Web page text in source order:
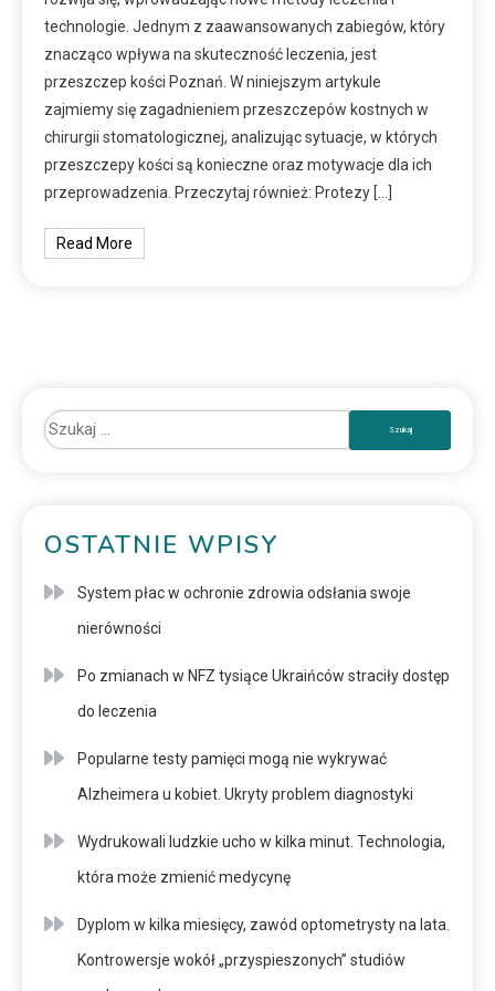
technologie. Jednym z zaawansowanych zabiegów, który
znacząco wpływa na skuteczność leczenia, jest
przeszczep kości Poznań. W niniejszym artykule
zajmiemy się zagadnieniem przeszczepów kostnych w
chirurgii stomatologicznej, analizując sytuacje, w których
przeszczepy kości są konieczne oraz motywacje dla ich
przeprowadzenia. Przeczytaj również: Protezy […]
Read More
OSTATNIE WPISY
System płac w ochronie zdrowia odsłania swoje
nierówności
Po zmianach w NFZ tysiące Ukraińców straciły dostęp
do leczenia
Popularne testy pamięci mogą nie wykrywać
Alzheimera u kobiet. Ukryty problem diagnostyki
Wydrukowali ludzkie ucho w kilka minut. Technologia,
która może zmienić medycynę
Dyplom w kilka miesięcy, zawód optometrysty na lata.
Kontrowersje wokół „przyspieszonych” studiów